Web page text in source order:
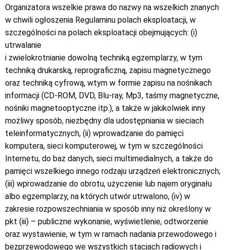
Organizatora wszelkie prawa do nazwy na wszelkich znanych
w chwili ogłoszenia Regulaminu polach eksploatacji, w
szczególności na polach eksploatacji obejmujących: (i)
utrwalanie
i zwielokrotnianie dowolną techniką egzemplarzy, w tym
techniką drukarską, reprograficzną, zapisu magnetycznego
oraz techniką cyfrową, wtym w formie zapisu na nośnikach
informacji (CD-ROM, DVD, Blu-ray, Mp3, taśmy magnetyczne,
nośniki magnetooptyczne itp.), a także w jakikolwiek inny
możliwy sposób, niezbędny dla udostępniania w sieciach
teleinformatycznych, (ii) wprowadzanie do pamięci
komputera, sieci komputerowej, w tym w szczególności
Internetu, do baz danych, sieci multimedialnych, a także do
pamięci wszelkiego innego rodzaju urządzeń elektronicznych;
(iii) wprowadzanie do obrotu, użyczenie lub najem oryginału
albo egzemplarzy, na których utwór utrwalono, (iv) w
zakresie rozpowszechniania w sposób inny niż określony w
pkt (iii) – publiczne wykonanie, wyświetlenie, odtworzenie
oraz wystawienie, w tym w ramach nadania przewodowego i
bezprzewodowego we wszystkich stacjach radiowych i